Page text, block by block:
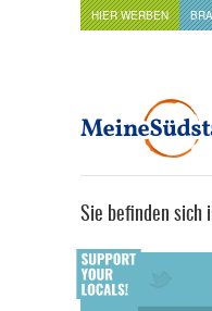
HIER WERBEN
Sie befinden sich